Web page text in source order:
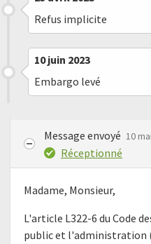
Refus implicite
10 juin 2023
Embargo levé
Message envoyé 10
Réceptionné
Madame, Monsieur,
L'article L322-6 du Code
public et l'administration